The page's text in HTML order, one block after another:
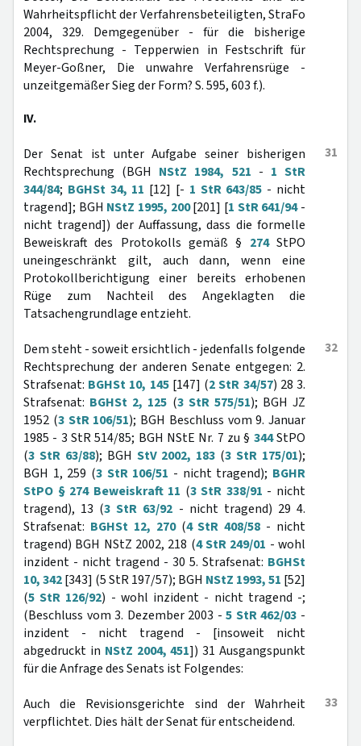
Wahrheitspflicht der Verfahrensbeteiligten, StraFo
2004, 329. Demgegenüber - für die bisherige
Rechtsprechung - Tepperwien in Festschrift für
Meyer-Goßner, Die unwahre Verfahrensrüge -
unzeitgemäßer Sieg der Form? S. 595, 603 f.).
IV.
31
Der Senat ist unter Aufgabe seiner bisherigen
Rechtsprechung (BGH NStZ 1984, 521 - 1 StR
344/84; BGHSt 34, 11 [12] [- 1 StR 643/85 - nicht
tragend]; BGH NStZ 1995, 200[201] [1 StR 641/94-
nicht tragend]) der Auffassung, dass die formelle
Beweiskraft des Protokolls gemäß § 274StPO
uneingeschränkt gilt, auch dann, wenn eine
Protokollberichtigung einer bereits erhobenen
Rüge zum Nachteil des Angeklagten die
Tatsachengrundlage entzieht.
32
Dem steht - soweit ersichtlich - jedenfalls folgende
Rechtsprechung der anderen Senate entgegen: 2.
Strafsenat: BGHSt 10, 145[147] (2 StR 34/57) 28 3.
Strafsenat: BGHSt 2, 125 (3 StR 575/51); BGH JZ
1952 (3 StR 106/51); BGH Beschluss vom 9. Januar
1985 - 3 StR 514/85; BGH NStE Nr. 7 zu § 344StPO
(3 StR 63/88); BGH StV 2002, 183 (3 StR 175/01);
BGH 1, 259 (3 StR 106/51 - nicht tragend); BGHR
StPO § 274 Beweiskraft 11 (3 StR 338/91 - nicht
tragend), 13 (3 StR 63/92 - nicht tragend) 29 4.
Strafsenat: BGHSt 12, 270(4 StR 408/58 - nicht
tragend) BGH NStZ 2002, 218 (4 StR 249/01 - wohl
inzident - nicht tragend - 30 5. Strafsenat: BGHSt
10, 342[343] (5 StR 197/57); BGH NStZ 1993, 51 [52]
(5 StR 126/92) - wohl inzident - nicht tragend -;
(Beschluss vom 3. Dezember 2003 -5 StR 462/03 -
inzident - nicht tragend - [insoweit nicht
abgedruckt in NStZ 2004, 451]) 31 Ausgangspunkt
für die Anfrage des Senats ist Folgendes:
33
Auch die Revisionsgerichte sind der Wahrheit
verpflichtet. Dies hält der Senat für entscheidend.